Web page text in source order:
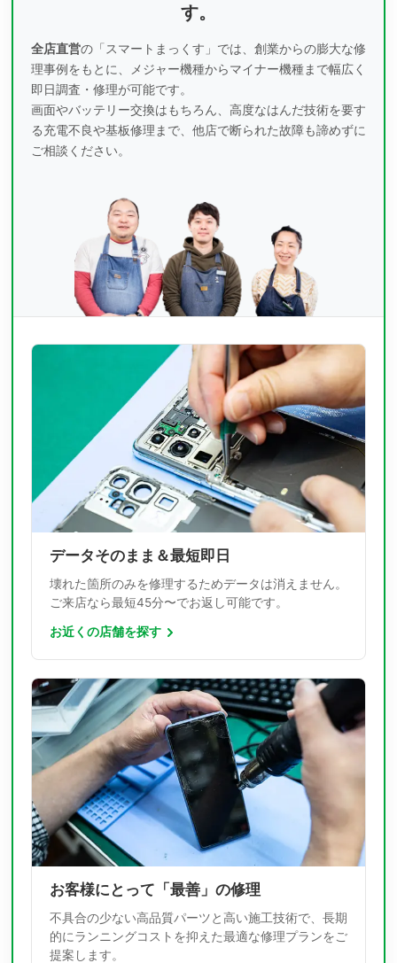
す。
全店直営の「スマートまっくす」では、創業からの膨大な修
理事例をもとに、
メジャー機種からマイナー機種まで幅広く
即日調査・修理が可能です。
画面やバッテリー交換はもちろん、高度なはんだ技術を要す
る充電不良や基板修理まで、 他店で断られた故障も諦めずに
ご相談ください。
データそのまま＆最短即日
壊れた箇所のみを修理するためデータは消えません。
ご来店なら最短45分〜でお返し可能です。
お近くの店舗を探す
お客様にとって「最善」の修理
不具合の少ない高品質パーツと高い施工技術で、長期
的にランニングコストを抑えた最適な修理プランをご
提案します。